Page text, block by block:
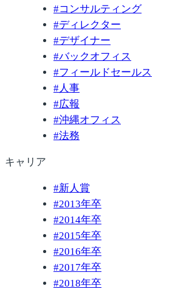
#コンサルティング
#ディレクター
#デザイナー
#バックオフィス
#フィールドセールス
#人事
#広報
#沖縄オフィス
#法務
キャリア
#新人賞
#2013年卒
#2014年卒
#2015年卒
#2016年卒
#2017年卒
#2018年卒